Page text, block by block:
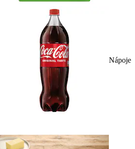
Nápoje